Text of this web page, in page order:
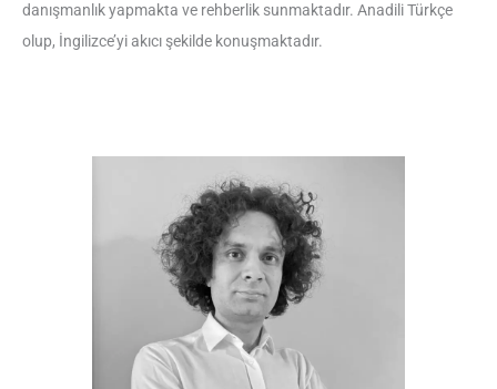
danışmanlık yapmakta ve rehberlik sunmaktadır. Anadili Türkçe
olup, İngilizce’yi akıcı şekilde konuşmaktadır.